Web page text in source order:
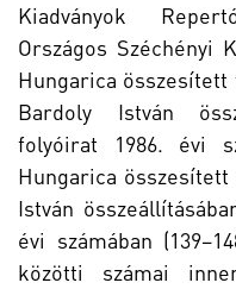
Kiadványok
Országos Széchényi
Hungarica összesített
Bardoly István
folyóirat 1986. évi
Hungarica összesített
István
évi számában
közötti számai